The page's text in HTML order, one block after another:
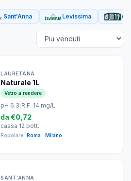
Sant'Anna Levissima
LAURETANA
Naturale 1L
Vetro a rendere
pH 6.3 R.F. 14 mg/L
da €0,72
cassa 12 bott.
Popolare: Roma Milano
SANT'ANNA